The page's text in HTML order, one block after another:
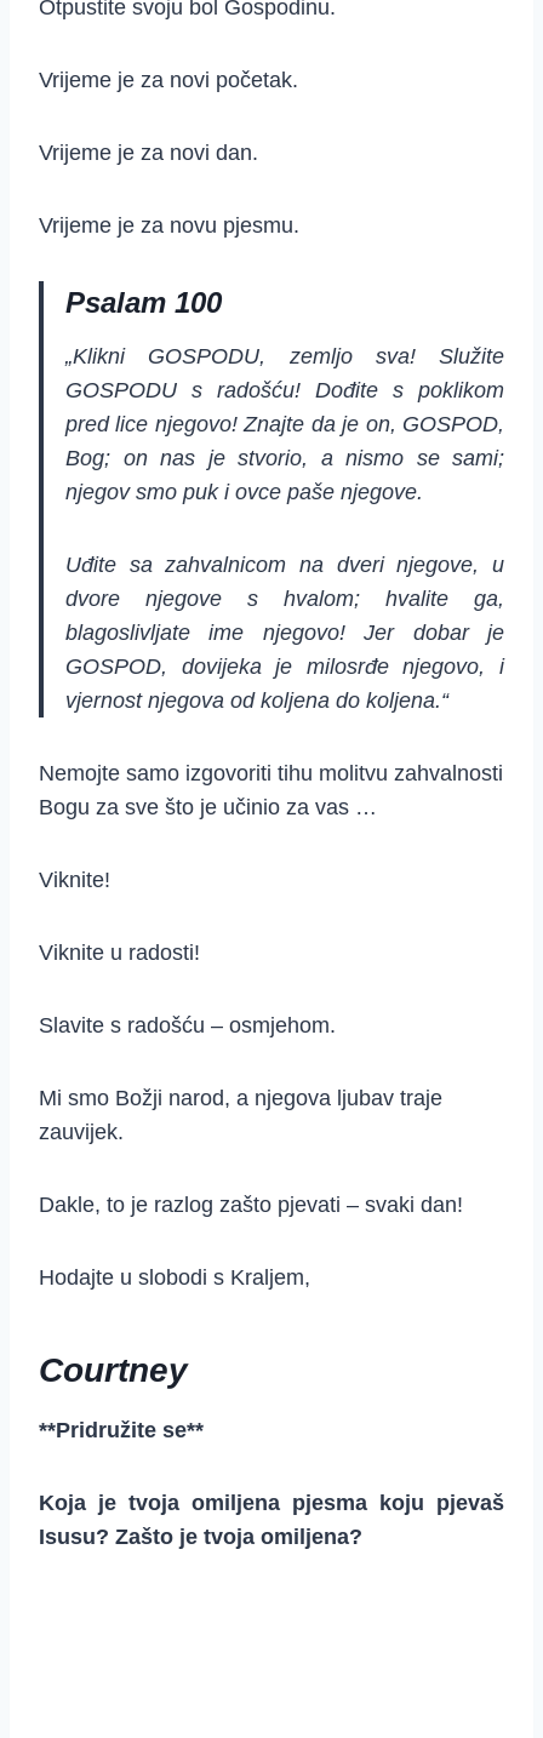
Otpustite svoju bol Gospodinu.
Vrijeme je za novi početak.
Vrijeme je za novi dan.
Vrijeme je za novu pjesmu.
Psalam 100
„Klikni GOSPODU, zemljo sva! Služite
GOSPODU s radošću! Dođite s poklikom
pred lice njegovo! Znajte da je on, GOSPOD,
Bog; on nas je stvorio, a nismo se sami;
njegov smo puk i ovce paše njegove.
Uđite sa zahvalnicom na dveri njegove, u
dvore njegove s hvalom; hvalite ga,
blagoslivljate ime njegovo! Jer dobar je
GOSPOD, dovijeka je milosrđe njegovo, i
vjernost njegova od koljena do koljena.“
Nemojte samo izgovoriti tihu molitvu zahvalnosti
Bogu za sve što je učinio za vas …
Viknite!
Viknite u radosti!
Slavite s radošću – osmjehom.
Mi smo Božji narod, a njegova ljubav traje
zauvijek.
Dakle, to je razlog zašto pjevati – svaki dan!
Hodajte u slobodi s Kraljem,
Courtney
**Pridružite se**
Koja je tvoja omiljena pjesma koju pjevaš
Isusu? Zašto je tvoja omiljena?